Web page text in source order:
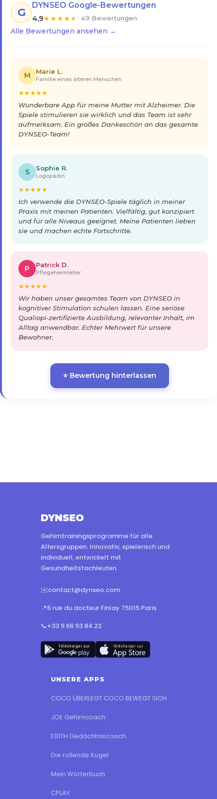
G
DYNSEO Google-Bewertungen
4,9★★★★★ · 49 Bewertungen
Alle Bewertungen ansehen →
M Marie L.
Familie eines älteren Menschen
★★★★★
Wunderbare App für meine Mutter mit Alzheimer. Die
Spiele stimulieren sie wirklich und das Team ist sehr
aufmerksam. Ein großes Dankeschön an das gesamte
DYNSEO-Team!
S Sophie R.
Logopädin
★★★★★
Ich verwende die DYNSEO-Spiele täglich in meiner
Praxis mit meinen Patienten. Vielfältig, gut konzipiert
und für alle Niveaus geeignet. Meine Patienten lieben
sie und machen echte Fortschritte.
P Patrick D.
Pflegeheimleiter
★★★★★
Wir haben unser gesamtes Team von DYNSEO in
kognitiver Stimulation schulen lassen. Eine seriöse
Qualiopi-zertifizierte Ausbildung, relevanter Inhalt, im
Alltag anwendbar. Echter Mehrwert für unsere
Bewohner.
⭐ Bewertung hinterlassen
DYNSEO
Gehirntrainingsprogramme für alle
Altersgruppen. Innovativ, spielerisch und
individuell, entwickelt mit
Gesundheitsfachleuten.
✉️contact@dynseo.com
📍6 rue du docteur Finlay 75015 Paris
📞+33 9 66 93 84 22
UNSERE APPS
COCO ÜBERLEGT COCO BEWEGT SICH
JOE Gehirncoach
EDITH Gedächtniscoach
Die rollende Kugel
Mein Wörterbuch
CPLAY